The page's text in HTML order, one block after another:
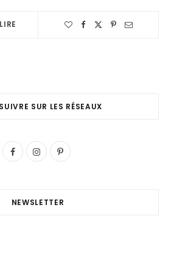
SUR LES RÉSEAUX
F
I
P
NEWSLETTER